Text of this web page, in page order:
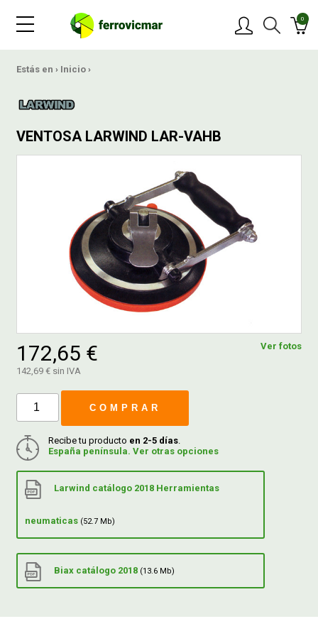
0
Estás en › Inicio ›
VENTOSA LARWIND LAR-VAHB
Ver fotos
172,65 €
142,69 € sin IVA
COMPRAR
Recibe tu producto en 2-5 días.
España península. Ver otras opciones
Larwind catálogo 2018 Herramientas
neumaticas (52.7 Mb)
Biax catálogo 2018 (13.6 Mb)
OFERTAS
NOVEDADES
BLOG
CONTACTAR
DESPIECE
CATÁLOGOS
ENVÍOS
DEVOLUCIONES